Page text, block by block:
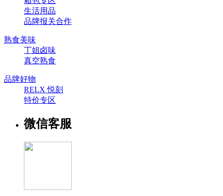
生活用品
品牌报关合作
熟食美味
丁姐卤味
真空熟食
品牌好物
RELX 悦刻
特价专区
微信客服